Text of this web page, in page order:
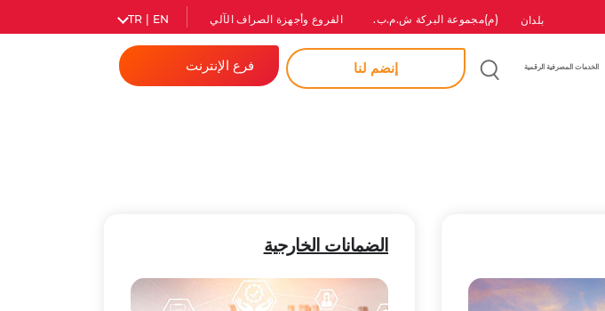
بلدان (م)مجموعة البركة ش.م.ب. الفروع وأجهزة الصراف الآلي TR | EN
الخدمات المصرفية الرقمية بحث إنضم لنا فرع الإنترنت
الضمانات الخارجية